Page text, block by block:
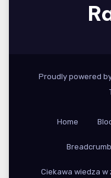
Proudly powered
Home
Ciekawa wiedza w